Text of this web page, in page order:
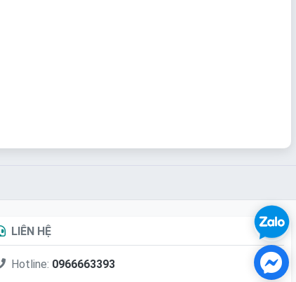
LIÊN HỆ
Hotline: 0966663393